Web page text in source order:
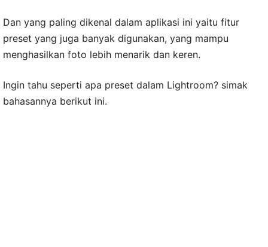
Dan yang paling dikenal dalam aplikasi ini yaitu fitur
preset yang juga banyak digunakan, yang mampu
menghasilkan foto lebih menarik dan keren.
Ingin tahu seperti apa preset dalam Lightroom? simak
bahasannya berikut ini.